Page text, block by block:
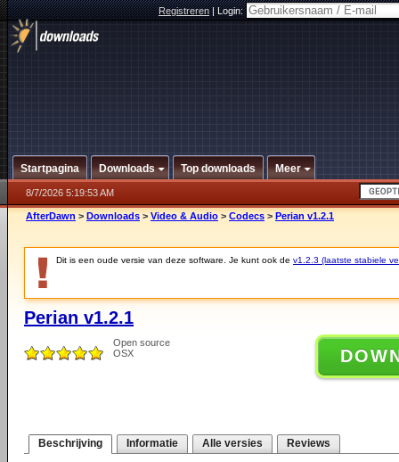
Registreren|Login:
Startpagina Downloads Top downloads Meer
8/7/2026 5:19:53 AM
AfterDawn > Downloads > Video & Audio > Codecs > Perian v1.2.1
Dit is een oude versie van deze software. Je kunt ook de v1.2.3 (laatste stabiele
Perian v1.2.1
Open source
OSX
Beschrijving Informatie Alle versies Reviews